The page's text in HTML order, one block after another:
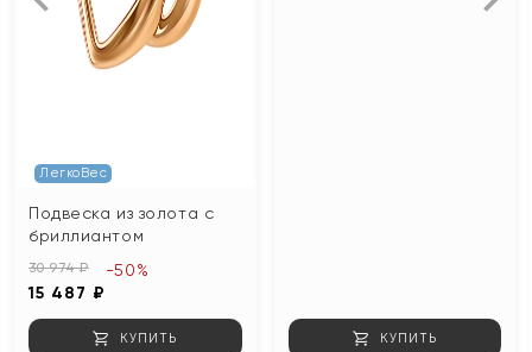
ЛегкоВес
Подвеска из золота с
бриллиантом
30 974 ₽
15 487 ₽
-50%
КУПИТЬ КУПИТЬ